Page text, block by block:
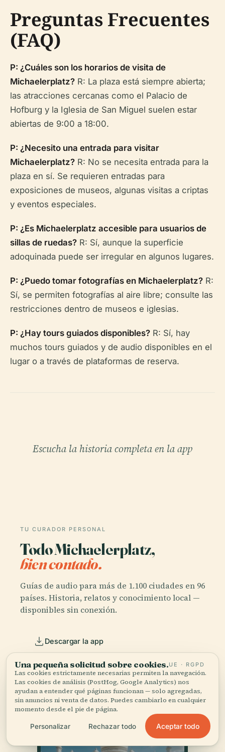
Preguntas Frecuentes
(FAQ)
P: ¿Cuáles son los horarios de visita de
Michaelerplatz? R: La plaza está siempre abierta;
las atracciones cercanas como el Palacio de
Hofburg y la Iglesia de San Miguel suelen estar
abiertas de 9:00 a 18:00.
P: ¿Necesito una entrada para visitar
Michaelerplatz? R: No se necesita entrada para la
plaza en sí. Se requieren entradas para
exposiciones de museos, algunas visitas a criptas
y eventos especiales.
P: ¿Es Michaelerplatz accesible para usuarios de
sillas de ruedas? R: Sí, aunque la superficie
adoquinada puede ser irregular en algunos lugares.
P: ¿Puedo tomar fotografías en Michaelerplatz? R:
Sí, se permiten fotografías al aire libre; consulte las
restricciones dentro de museos e iglesias.
P: ¿Hay tours guiados disponibles? R: Sí, hay
muchos tours guiados y de audio disponibles en el
lugar o a través de plataformas de reserva.
Escucha la historia completa en la app
TU CURADOR PERSONAL
Todo Michaelerplatz,
bien contado.
Guías de audio para más de 1.100 ciudades en 96
países. Historia, relatos y conocimiento local —
disponibles sin conexión.
Descargar la app
Únete a más de 50.000 viajeros
Una pequeña solicitud sobre cookies.UE · RGPD
Las cookies estrictamente necesarias permiten la navegación.
Las cookies de análisis (PostHog, Google Analytics) nos
ayudan a entender qué páginas funcionan — solo agregadas,
sin anuncios ni venta de datos. Puedes cambiarlo en cualquier
momento desde el pie de página.
Personalizar Rechazar todo Aceptar todo